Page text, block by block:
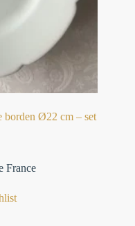
Ø22 cm – set
France